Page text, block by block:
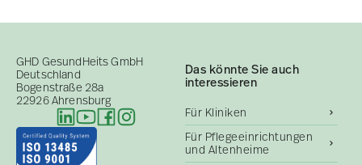
GHD GesundHeits GmbH
Deutschland
Bogenstraße 28a
22926 Ahrensburg
Das könnte Sie auch
interessieren
Für Kliniken
Für Pflegeeinrichtungen
und Altenheime